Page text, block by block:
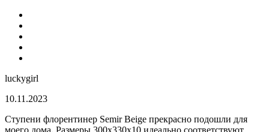
luckygirl
10.11.2023
Ступени флорентинер Semir Beige прекрасно подошли для
моего дома. Размеры 300х330х10 идеально соответствуют